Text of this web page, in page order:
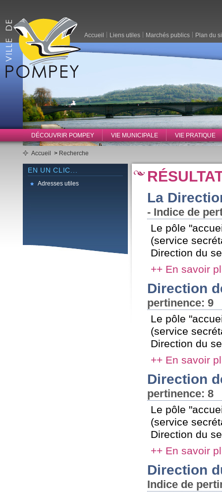
DÉCOUVRIR POMPEY VIE MUNICIPALE VIE PRATIQUE
Accueil Liens utiles Marchés publics Plan du
Accueil > Recherche
EN UN CLIC...
Adresses utiles
La
- Indice de
Le pôle
(service
Direction du
++ En savoir
Direction
pertinence: 9
Le pôle
(service
Direction du
++ En savoir
Direction
pertinence: 8
Le pôle
(service
Direction du
++ En savoir
Direction
Indice de